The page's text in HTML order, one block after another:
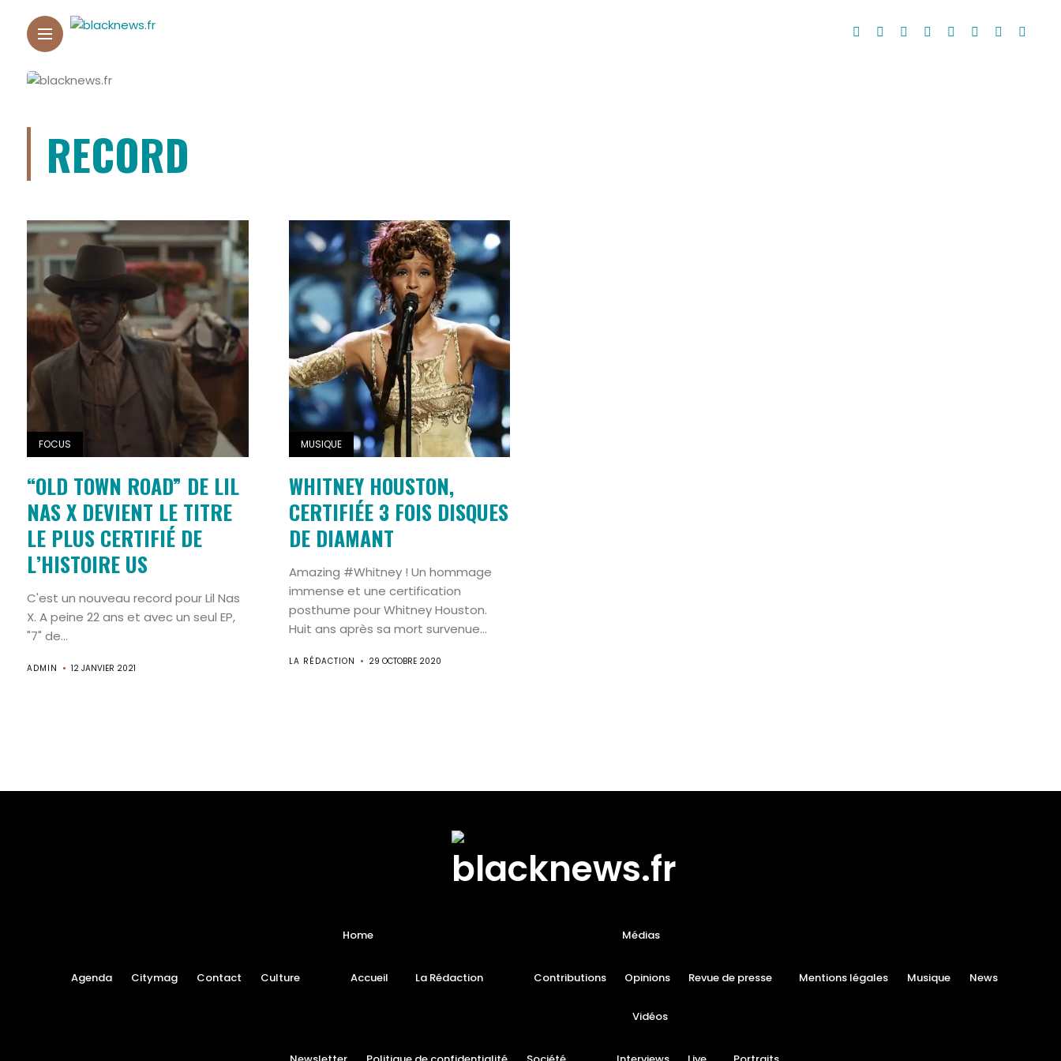
RECORD
FOCUS
“OLD TOWN ROAD” DE LIL
NAS X DEVIENT LE TITRE
LE PLUS CERTIFIÉ DE
L’HISTOIRE US
C'est un nouveau record pour Lil Nas
X. A peine 22 ans et avec un seul EP,
"7" de...
ADMIN 12 JANVIER 2021
MUSIQUE
WHITNEY HOUSTON,
CERTIFIÉE 3 FOIS DISQUES
DE DIAMANT
Amazing #Whitney ! Un hommage
immense et une certification
posthume pour Whitney Houston.
Huit ans après sa mort survenue...
LA RÉDACTION 29 OCTOBRE 2020
Agenda Citymag Contact Culture
Home
Accueil La Rédaction
Médias
Contributions Opinions Revue de presse Mentions légales Musique News
Vidéos